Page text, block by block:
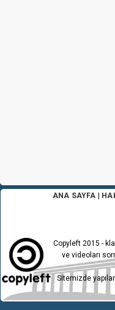
ANA SAYFA
Copyleft 2015 -
ve videoları
Sitemizde